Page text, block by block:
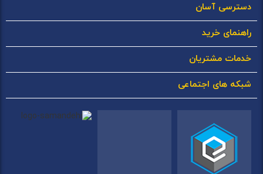
دسترسی آسان
راهنمای خرید
خدمات مشتریان
شبکه های اجتماعی